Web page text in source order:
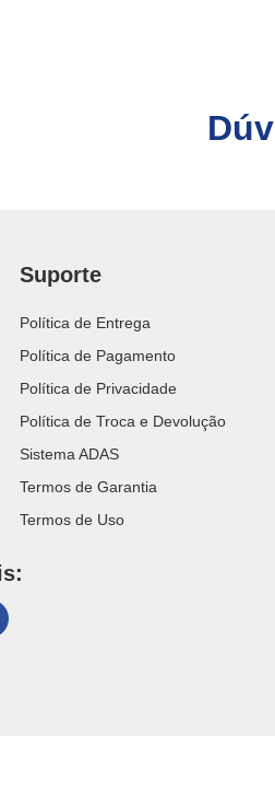
Suporte
Política de Entrega
Política de Pagamento
Política de Privacidade
Política de Troca e Devolução
Sistema ADAS
Termos de Garantia
Termos de Uso